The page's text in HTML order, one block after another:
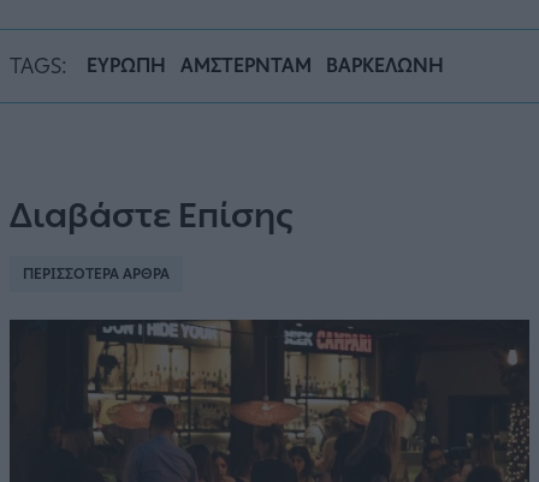
TAGS: ΕΥΡΩΠΗ ΑΜΣΤΕΡΝΤΑΜ ΒΑΡΚΕΛΩΝΗ
Διαβάστε Επίσης
ΠΕΡΙΣΣΟΤΕΡΑ ΑΡΘΡΑ